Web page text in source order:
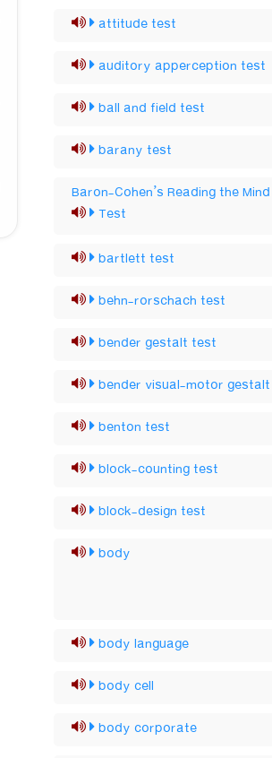
attitude test
auditory apperception test
ball and field test
barany test
Baron-Cohen’s Reading the
Test
bartlett test
behn-rorschach test
bender gestalt test
bender visual-motor
benton test
block-counting test
block-design test
body
body language
body cell
body corporate